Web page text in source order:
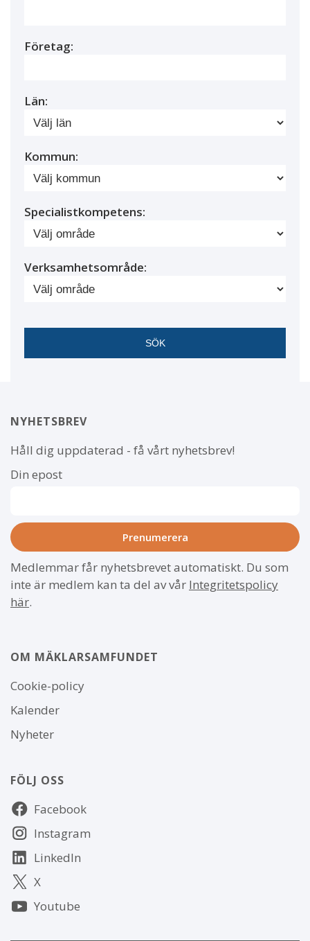
Företag:
Län:
Kommun:
Specialistkompetens:
Verksamhetsområde:
NYHETSBREV
Håll dig uppdaterad - få vårt nyhetsbrev!
Din epost
Medlemmar får nyhetsbrevet automatiskt. Du som
inte är medlem kan ta del av vår Integritetspolicy
här.
OM MÄKLARSAMFUNDET
Om
webbplatsen
Cookie-policy
Kalender
Nyheter
FÖLJ OSS
Följ
oss Facebook
Instagram
LinkedIn
X
Youtube